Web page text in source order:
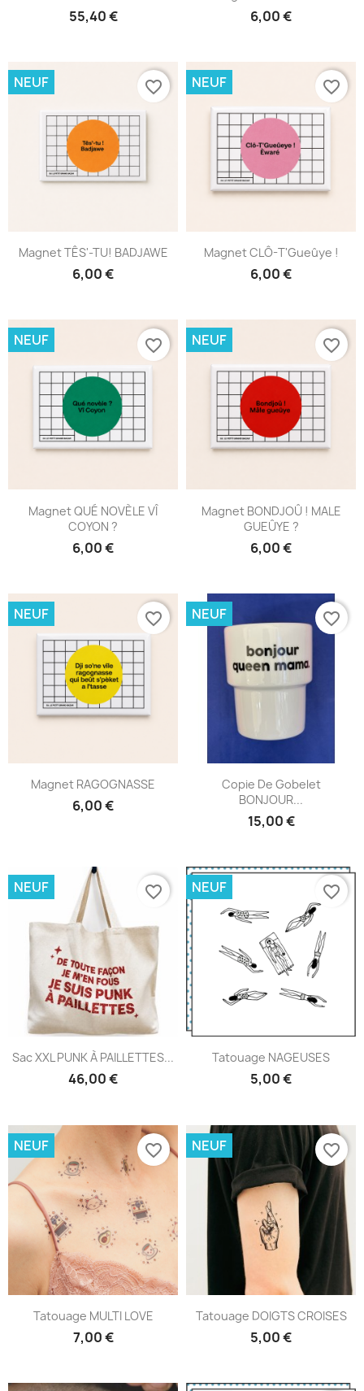
55,40 € 6,00 €
Magnet TÊS'-TU! BADJAWE
6,00 €
NEUF favorite_border
Magnet CLÔ-T'Gueûye !
6,00 €
NEUF favorite_border
Magnet QUÉ NOVÈLE VÎ
COYON ?
6,00 €
NEUF favorite_border
Magnet BONDJOÛ ! MALE
GUEÛYE ?
6,00 €
NEUF favorite_border
Magnet RAGOGNASSE
6,00 €
NEUF favorite_border
Copie De Gobelet
BONJOUR...
15,00 €
NEUF favorite_border
Sac XXL PUNK À PAILLETTES...
46,00 €
NEUF favorite_border
Tatouage NAGEUSES
5,00 €
NEUF favorite_border
Tatouage MULTI LOVE
7,00 €
NEUF favorite_border
Tatouage DOIGTS CROISES
5,00 €
NEUF favorite_border